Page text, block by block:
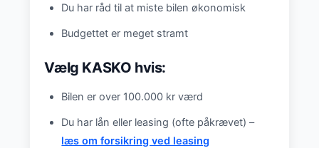
Du har råd til at miste bilen økonomisk
Budgettet er meget stramt
Vælg KASKO hvis:
Bilen er over 100.000 kr værd
Du har lån eller leasing (ofte påkrævet) –
læs om forsikring ved leasing